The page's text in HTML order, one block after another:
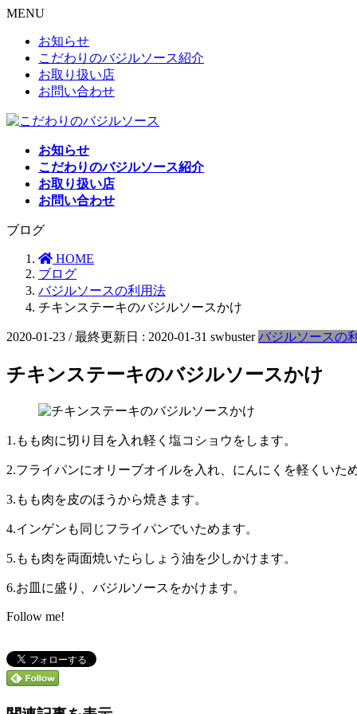
MENU
お知らせ
こだわりのバジルソース紹介
お取り扱い店
お問い合わせ
お知らせ
こだわりのバジルソース紹介
お取り扱い店
お問い合わせ
ブログ
HOME
ブログ
バジルソースの利用法
チキンステーキのバジルソースかけ
2020-01-23 / 最終更新日 : 2020-01-31 swbuster バジルソースの
チキンステーキのバジルソースかけ
1.もも肉に切り目を入れ軽く塩コショウをします。
2.フライパンにオリーブオイルを入れ、にんにくを軽くいた
3.もも肉を皮のほうから焼きます。
4.インゲンも同じフライパンでいためます。
5.もも肉を両面焼いたらしょう油を少しかけます。
6.お皿に盛り、バジルソースをかけます。
Follow me!